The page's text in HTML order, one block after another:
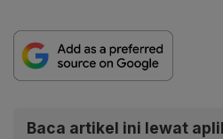
Baca artikel ini lewat